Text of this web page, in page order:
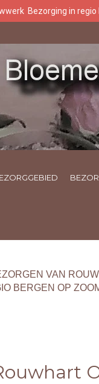
Bezorging in
VAN
BERGEN OP